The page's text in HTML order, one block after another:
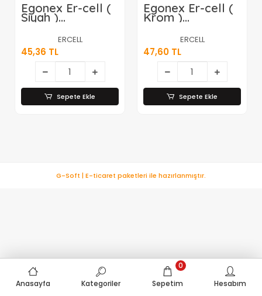
Egonex Er-cell (
Siyah )
Duşakabin
Tekeri*8x100
ERCELL
45,36 TL
Sepete Ekle
Egonex Er-cell (
Krom )
Duşakabin
Tekeri*8x100
ERCELL
47,60 TL
Sepete Ekle
Anasayfa Kategoriler Sepetim
0
Hesabım
G-Soft | E-ticaret paketleri ile hazırlanmıştır.